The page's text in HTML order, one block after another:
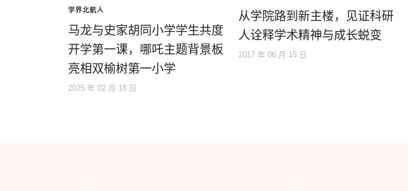
学界北航人
马龙与史家胡同小学学生共度
开学第一课，哪吒主题背景板
亮相双榆树第一小学
2025 年 02 月 18 日
从学院路到新主楼，见证科研
人诠释学术精神与成长蜕变
2017 年 06 月 15 日